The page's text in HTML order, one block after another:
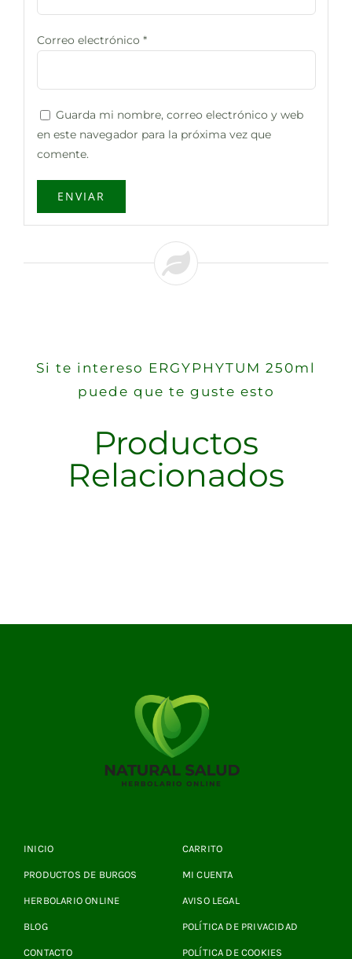
Correo electrónico *
Guarda mi nombre, correo electrónico y web
en este navegador para la próxima vez que
comente.
Si te intereso ERGYPHYTUM 250ml
puede que te guste esto
Productos
Relacionados
INICIO
PRODUCTOS DE BURGOS
HERBOLARIO ONLINE
BLOG
CONTACTO
CARRITO
MI CUENTA
AVISO LEGAL
POLÍTICA DE PRIVACIDAD
POLÍTICA DE COOKIES